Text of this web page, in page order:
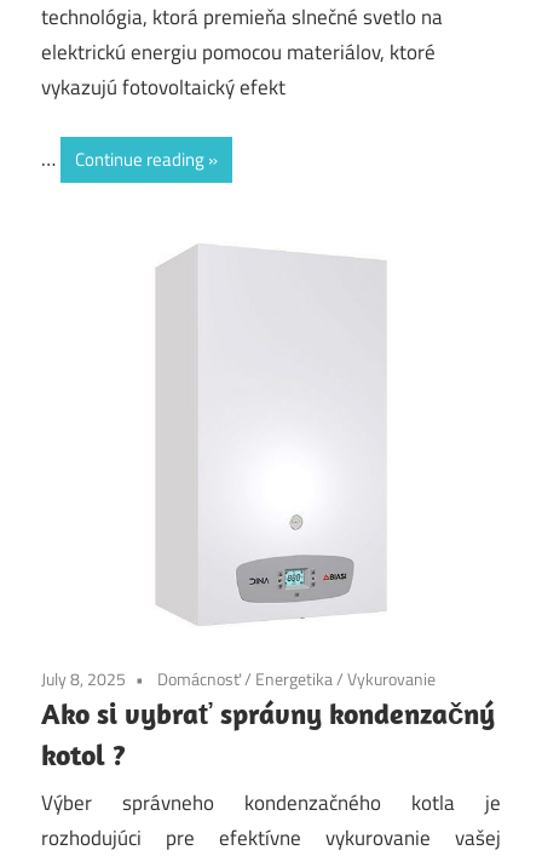
technológia, ktorá premieňa slnečné svetlo na
elektrickú energiu pomocou materiálov, ktoré
vykazujú fotovoltaický efekt
… Continue reading
July 8, 2025 Domácnosť/ Energetika/Vykurovanie
Ako si vybrať správny kondenzačný
kotol ?
Výber správneho kondenzačného kotla je
rozhodujúci pre efektívne vykurovanie vašej